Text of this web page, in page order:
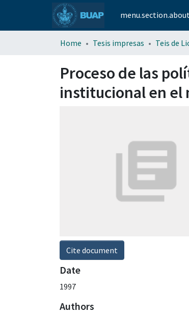
Home Tesis impresas Teis de
Proceso de las
institucional en el
Cite document
Date
1997
Authors